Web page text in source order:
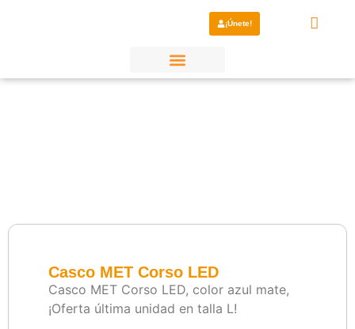
¡Únete!
Casco MET Corso LED
Casco MET Corso LED, color azul mate,
¡Oferta última unidad en talla L!